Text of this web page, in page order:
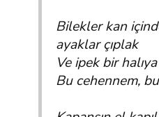
Bilekler kan
ayaklar çıplak
Ve ipek bir
Bu cehennem,